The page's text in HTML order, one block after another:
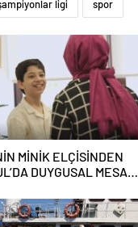
ligi spor
MİNİK ELÇİSİNDEN
DUYGUSAL MESAJ: